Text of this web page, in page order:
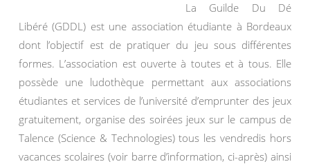
La Guilde Du Dé
Libéré (GDDL) est une association étudiante à Bordeaux
dont l’objectif est de pratiquer du jeu sous différentes
formes. L’association est ouverte à toutes et à tous. Elle
possède une ludothèque permettant aux associations
étudiantes et services de l’université d’emprunter des jeux
gratuitement, organise des soirées jeux sur le campus de
Talence (Science & Technologies) tous les vendredis hors
vacances scolaires (voir barre d’information, ci-après) ainsi